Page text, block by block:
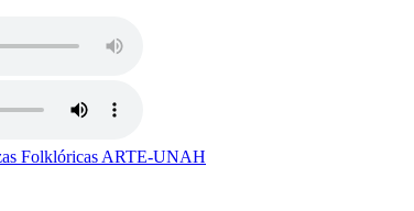
Folklóricas ARTE-UNAH